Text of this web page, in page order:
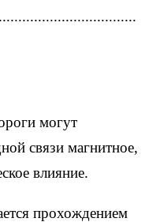
могут
связи магнитное,
влияние.
прохождением